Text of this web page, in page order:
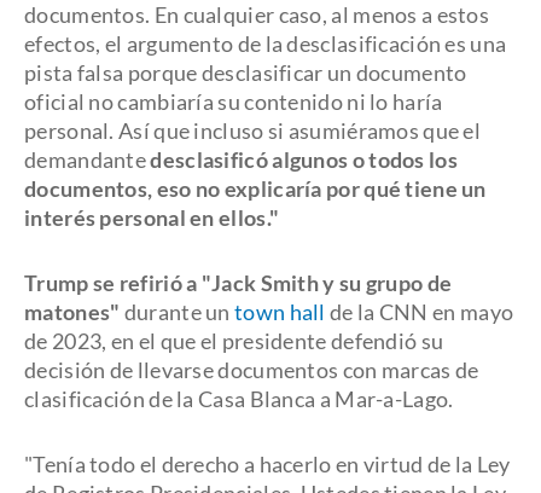
documentos. En cualquier caso, al menos a estos
efectos, el argumento de la desclasificación es una
pista falsa porque desclasificar un documento
oficial no cambiaría su contenido ni lo haría
personal. Así que incluso si asumiéramos que el
demandantedesclasificó algunos o todos los
documentos, eso no explicaría por qué tiene un
interés personal en ellos."
Trump se refirió a "Jack Smith y su grupo de
matones" durante untown hall de la CNN en mayo
de 2023, en el que el presidente defendió su
decisión de llevarse documentos con marcas de
clasificación de la Casa Blanca a Mar-a-Lago.
"Tenía todo el derecho a hacerlo en virtud de la Ley